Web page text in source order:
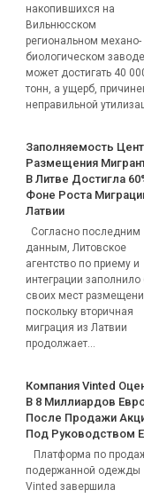
накопившихся на
Вильнюсском
региональном механо-
биологическом
может достигать 40
тонн, а ущерб,
неправильной
Заполняемость
Размещения
В Литве Достигла
Фоне Роста
Латвии
Согласно последним
данным, Литовское
агентство по приему и
интеграции заполнило
своих мест
поскольку вторичная
миграция из Латвии
продолжает...
Компания Vinted
В 8 Миллиардов
После Продажи
Под Руководством
Платформа по
подержанной одежды
Vinted завершила